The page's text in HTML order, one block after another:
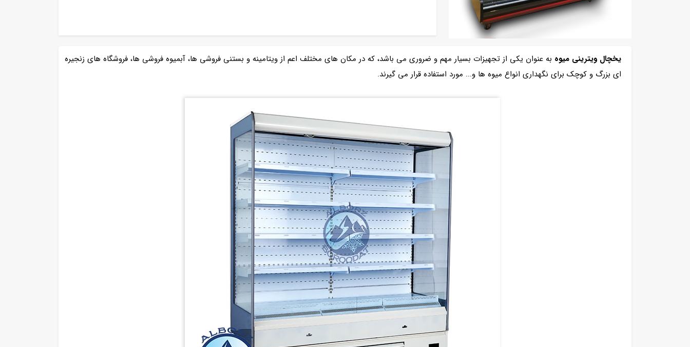
یخچال ویترینی میوه به عنوان یکی از تجهیزات بسیار مهم و ضروری می باشد، که در مکان های مختلف اعم از ویتامینه و بستنی فروشی ها، آبمیوه فروشی ها، فروشگاه های زنجیره
ای بزرگ و کوچک برای نگهداری انواع میوه ها و... مورد استفاده قرار می گیرند.